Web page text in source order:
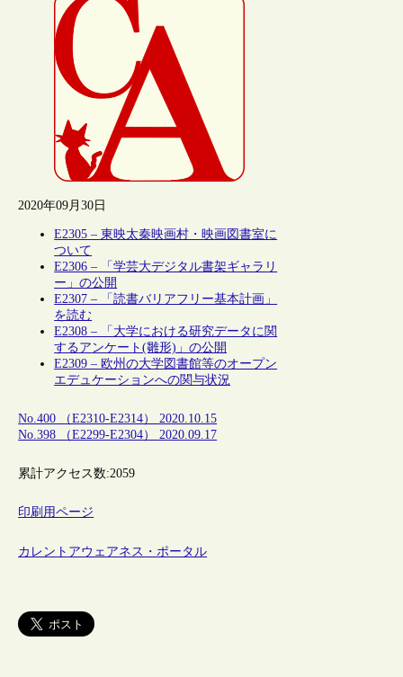
2020年09月30日
E2305 – 東映太秦映画村・映画図書室に
ついて
E2306 – 「学芸大デジタル書架ギャラリ
ー」の公開
E2307 – 「読書バリアフリー基本計画」
を読む
E2308 – 「大学における研究データに関
するアンケート(雛形)」の公開
E2309 – 欧州の大学図書館等のオープン
エデュケーションへの関与状況
No.400 （E2310-E2314） 2020.10.15
No.398 （E2299-E2304） 2020.09.17
累計アクセス数:2059
印刷用ページ
カレントアウェアネス・ポータル